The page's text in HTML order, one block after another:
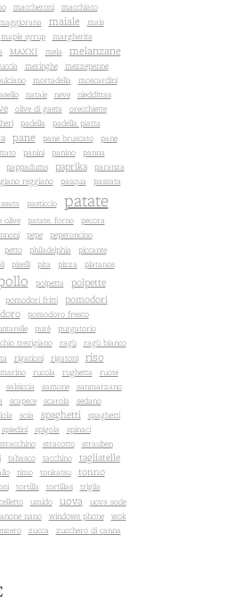
maccheroni
macchiato
maiale
mais
maple syrup
margherita
MAXXI mela melanzane
meringhe
mezzepenne
mortadella moscardini
natale neve
nieddittas
olive di gaeta orecchiette
padella
padella piatta
pane pane bruscato
pane
panini panino
panna
pappadums paprika
paranza
reggiano pasqua passata
pasticcio patate
olive patate. forno
pecora
pepe peperoncino
petto philadelphia
piccante
piselli pita pizza
platanos
polpetta polpette
pomodori fritti
pomodori
pomodoro fresco
purè
purgatorio
trevigiano ragù
ragù bianco
rigationi rigatoni riso
rucola rughetta
ruote
salsiccia samone
sanmarzano
scapece scarola
sedano
soia spaghetti
spaghetti
spiedini spigola
spinaci
stracchino stracotto
strauben
tabasco tacchino tagliatelle
timo tonkatsu tonno
tortilla tortillas
triglia
umido uova
uova sode
nano windows phone
wok
zucca zucchero di canna